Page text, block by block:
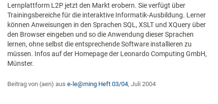
Lernplattform L2P jetzt den Markt erobern. Sie verfügt über
Trainingsbereiche für die interaktive Informatik-Ausbildung. Lerner
können Anweisungen in den Sprachen SQL, XSLT und XQuery über
den Browser eingeben und so die Anwendung dieser Sprachen
lernen, ohne selbst die entsprechende Software installieren zu
müssen. Infos auf der Homepage der Leonardo Computing GmbH,
Münster.
Beitrag von (aen) aus e-le@rning Heft 03/04, Juli 2004